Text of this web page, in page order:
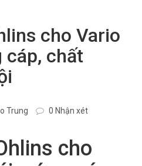
cho Vario
cáp, chất
Trung 0 Nhận xét
cho